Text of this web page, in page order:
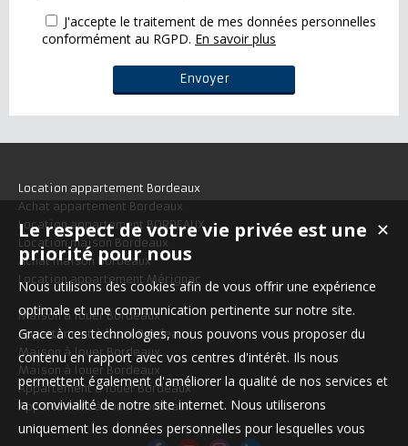
J'accepte le traitement de mes données personnelles
conformément au RGPD. En savoir plus
Location appartement Bordeaux
Achat appartement Bordeaux
Location appartement BORDEAUX
Location maison Bordeaux
Achat maison Bordeaux
Location appartement Mérignac
Maison à louer Bordeaux
Appartement à louer Bordeaux
Maison à louer Bordeaux
Maison à louer Bordeaux
Appartement à louer Bordeaux
Appartement à louer Bordeaux
✕
Le respect de votre vie privée est une
priorité pour nous
Nous utilisons des cookies afin de vous offrir une expérience
optimale et une communication pertinente sur notre site.
Grace à ces technologies, nous pouvons vous proposer du
contenu en rapport avec vos centres d'intérêt. Ils nous
permettent également d'améliorer la qualité de nos services et
la convivialité de notre site internet. Nous utiliserons
uniquement les données personnelles pour lesquelles vous